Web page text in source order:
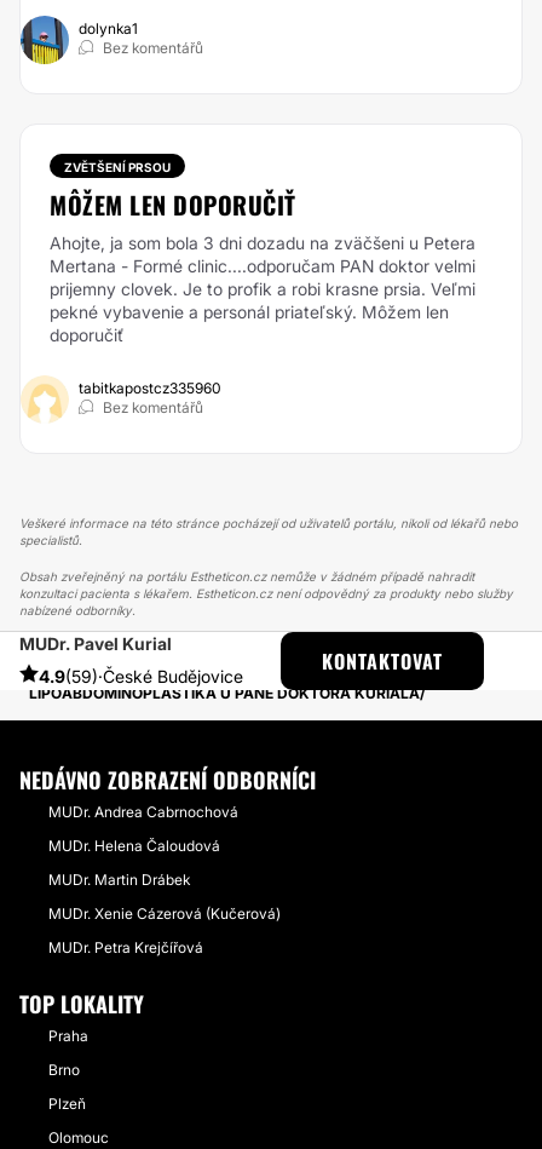
dolynka1
Bez komentářů
ZVĚTŠENÍ PRSOU
MÔŽEM LEN DOPORUČIŤ
Ahojte, ja som bola 3 dni dozadu na zväčšeni u Petera
Mertana - Formé clinic....odporučam PAN doktor velmi
prijemny clovek. Je to profik a robi krasne prsia. Veľmi
pekné vybavenie a personál priateľský. Môžem len
doporučiť
tabitkapostcz335960
Bez komentářů
Veškeré informace na této stránce pocházejí od uživatelů portálu, nikoli od lékařů nebo
specialistů.
Obsah zveřejněný na portálu Estheticon.cz nemůže v žádném případě nahradit
konzultaci pacienta s lékařem. Estheticon.cz není odpovědný za produkty nebo služby
nabízené odborníky.
MUDr. Pavel Kurial
4.9(59)·České Budějovice
KONTAKTOVAT
ESTHETICON
PŘÍBĚHY
PŘÍBĚHY TÝKAJÍCÍ SE ZÁKROKU ABDOMINOPLASTIKA
LIPOABDOMINOPLASTIKA U PANE DOKTORA KURIALA
NEDÁVNO ZOBRAZENÍ ODBORNÍCI
MUDr. Andrea Cabrnochová
MUDr. Helena Čaloudová
MUDr. Martin Drábek
MUDr. Xenie Cázerová (Kučerová)
MUDr. Petra Krejčířová
TOP LOKALITY
Praha
Brno
Plzeň
Olomouc